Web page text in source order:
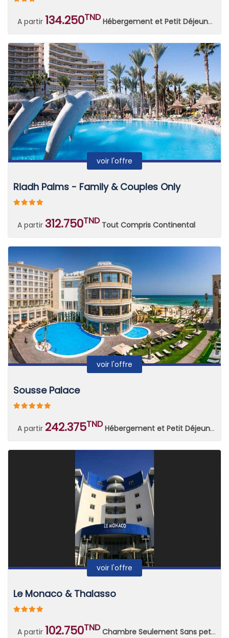
A partir 134.250TND Hébergement et Petit Déjeuner Continental
voir l'offre
Riadh Palms - Family & Couples Only
A partir 312.750TND Tout Compris Continental
voir l'offre
Sousse Palace
A partir 242.375TND Hébergement et Petit Déjeuner Continental
voir l'offre
Le Monaco & Thalasso
A partir 102.750TND Chambre Seulement Sans petit déjeuner